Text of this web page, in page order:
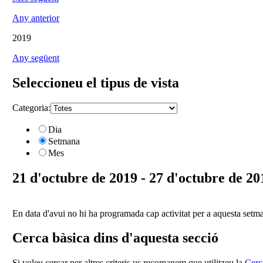
Any anterior
2019
Any següent
Seleccioneu el tipus de vista
Categoria:
Dia
Setmana
Mes
21 d'octubre de 2019 - 27 d'octubre de
En data d'avui no hi ha programada cap activitat per a aquesta
Cerca bàsica dins d'aquesta secció